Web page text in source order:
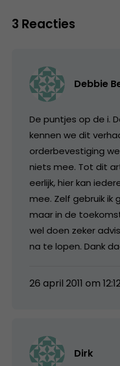
3 Reacties
Debbie
De puntjes op de i.
kennen we dit
orderbevestiging
niets mee. Tot dit
eerlijk, hier kan
mee. Zelf gebruik ik
maar in de
wel doen zeker
na te lopen. Dank
26 april 2011 om
Dirk